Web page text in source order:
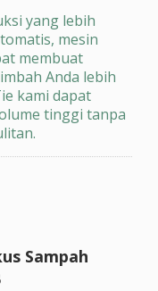
yang lebih
mesin
membuat
Anda lebih
kami dapat
tinggi tanpa
Sampah